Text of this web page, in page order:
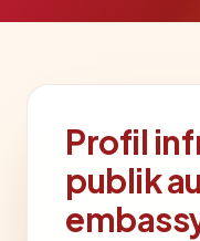
Profil
publik